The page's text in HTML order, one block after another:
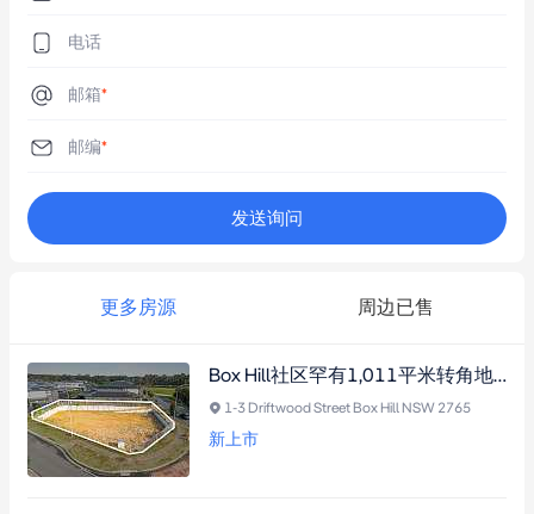
电话
邮箱*
邮编*
发送询问
更多房源 周边已售
Box Hill社区罕有1,011平米转角地块，坐拥低密度分区，静候梦想家园或未来开发（需市政厅批准）
1-3 Driftwood Street Box Hill NSW 2765
新上市